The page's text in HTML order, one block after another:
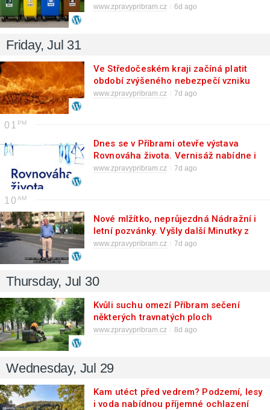
předcházení vzniku odpadu
www.zpravypribram.cz 6d ago
Friday, Jul 31
Ve Středočeském kraji začíná platit
období zvýšeného nebezpečí vzniku
požárů. Oheň i pyrotechnika mají
www.zpravypribram.cz 7d ago
01
Dnes se v Příbrami otevře výstava
Rovnováha života. Vernisáž nabídne i
hudební a básnický program
www.zpravypribram.cz 7d ago
10
Nové mlžítko, neprůjezdná Nádražní i
letní pozvánky. Vyšly další Minutky z
radnice
www.zpravypribram.cz 7d ago
Thursday, Jul 30
Kvůli suchu omezí Příbram sečení
některých travnatých ploch
www.zpravypribram.cz 8d ago
Wednesday, Jul 29
Kam utéct před vedrem? Podzemí, lesy
i voda nabídnou příjemné ochlazení